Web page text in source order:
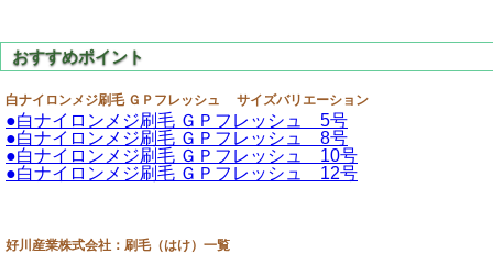
白ナイロンメジ刷毛 ＧＰフレッシュ サイズバリエーション
●白ナイロンメジ刷毛 ＧＰフレッシュ 5号
●白ナイロンメジ刷毛 ＧＰフレッシュ 8号
●白ナイロンメジ刷毛 ＧＰフレッシュ 10号
●白ナイロンメジ刷毛 ＧＰフレッシュ 12号
好川産業株式会社：刷毛（はけ）一覧